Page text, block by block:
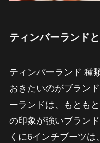
ティンバーランド
ティンバーランド 種
おきたいのがブラン
ーランドは、もとも
の印象が強いブラン
くに6インチブーツ